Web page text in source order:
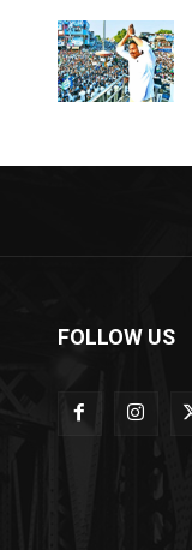
FOLLOW US